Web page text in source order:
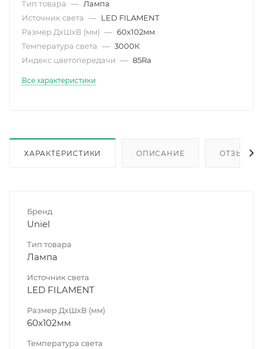
Тип товара — Лампа
Источник света — LED FILAMENT
Размер ДхШхВ (мм) — 60х102мм
Температура света — 3000К
Индекс цветопередачи — 85Ra
Все характеристики
ХАРАКТЕРИСТИКИ ОПИСАНИЕ ОТЗЫВЫ
Бренд
Uniel
Тип товара
Лампа
Источник света
LED FILAMENT
Размер ДхШхВ (мм)
60х102мм
Температура света